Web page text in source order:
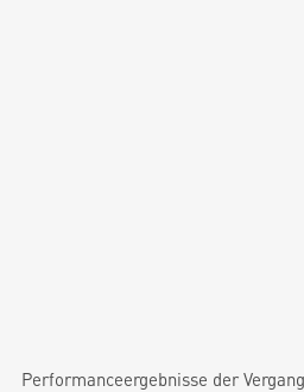
Performanceergebnisse der